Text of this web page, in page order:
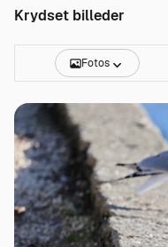
Krydset billeder
Fotos